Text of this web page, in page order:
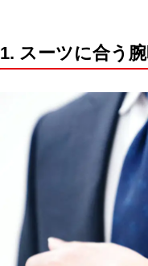
1. スーツに合う